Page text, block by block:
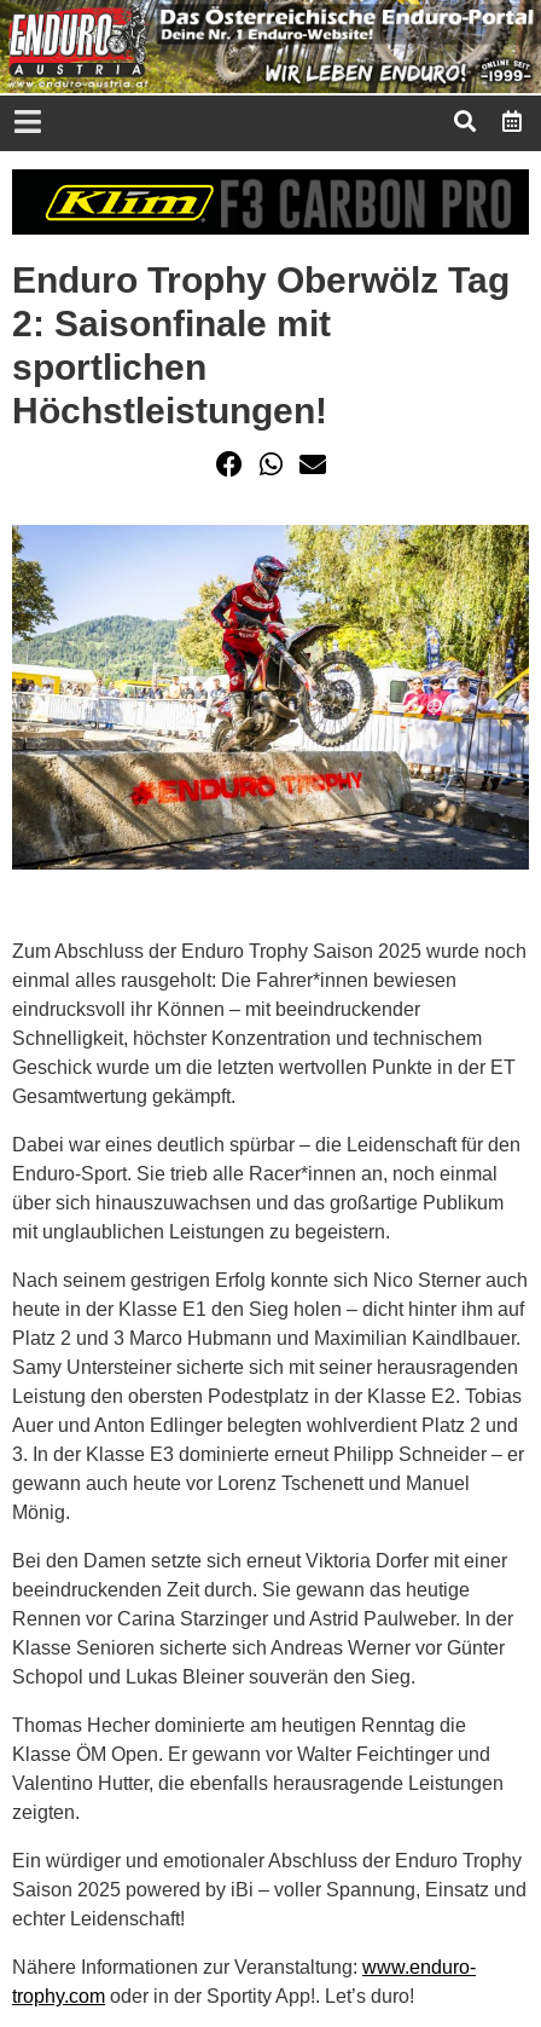
Enduro Trophy Oberwölz Tag
2: Saisonfinale mit
sportlichen
Höchstleistungen!
Zum Abschluss der Enduro Trophy Saison 2025 wurde noch
einmal alles rausgeholt: Die Fahrer*innen bewiesen
eindrucksvoll ihr Können – mit beeindruckender
Schnelligkeit, höchster Konzentration und technischem
Geschick wurde um die letzten wertvollen Punkte in der ET
Gesamtwertung gekämpft.
Dabei war eines deutlich spürbar – die Leidenschaft für den
Enduro-Sport. Sie trieb alle Racer*innen an, noch einmal
über sich hinauszuwachsen und das großartige Publikum
mit unglaublichen Leistungen zu begeistern.
Nach seinem gestrigen Erfolg konnte sich Nico Sterner auch
heute in der Klasse E1 den Sieg holen – dicht hinter ihm auf
Platz 2 und 3 Marco Hubmann und Maximilian Kaindlbauer.
Samy Untersteiner sicherte sich mit seiner herausragenden
Leistung den obersten Podestplatz in der Klasse E2. Tobias
Auer und Anton Edlinger belegten wohlverdient Platz 2 und
3. In der Klasse E3 dominierte erneut Philipp Schneider – er
gewann auch heute vor Lorenz Tschenett und Manuel
Mönig.
Bei den Damen setzte sich erneut Viktoria Dorfer mit einer
beeindruckenden Zeit durch. Sie gewann das heutige
Rennen vor Carina Starzinger und Astrid Paulweber. In der
Klasse Senioren sicherte sich Andreas Werner vor Günter
Schopol und Lukas Bleiner souverän den Sieg.
Thomas Hecher dominierte am heutigen Renntag die
Klasse ÖM Open. Er gewann vor Walter Feichtinger und
Valentino Hutter, die ebenfalls herausragende Leistungen
zeigten.
Ein würdiger und emotionaler Abschluss der Enduro Trophy
Saison 2025 powered by iBi – voller Spannung, Einsatz und
echter Leidenschaft!
Nähere Informationen zur Veranstaltung: www.enduro-
trophy.com oder in der Sportity App!. Let’s duro!